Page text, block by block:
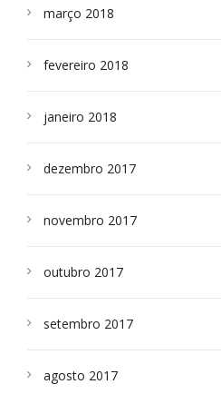
março 2018
fevereiro 2018
janeiro 2018
dezembro 2017
novembro 2017
outubro 2017
setembro 2017
agosto 2017